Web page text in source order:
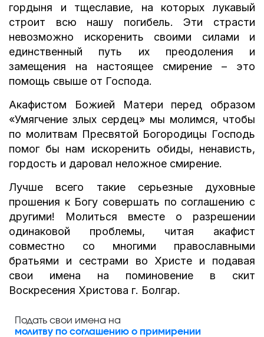
гордыня и тщеславие, на которых лукавый
строит всю нашу погибель. Эти страсти
невозможно искоренить своими силами и
единственный путь их преодоления и
замещения на настоящее смирение – это
помощь свыше от Господа.
Акафистом Божией Матери перед образом
«Умягчение злых сердец» мы молимся, чтобы
по молитвам Пресвятой Богородицы Господь
помог бы нам искоренить обиды, ненависть,
гордость и даровал неложное смирение.
Лучше всего такие серьезные духовные
прошения к Богу совершать по соглашению с
другими! Молиться вместе о разрешении
одинаковой проблемы, читая акафист
совместно со многими православными
братьями и сестрами во Христе и подавая
свои имена на поминовение в скит
Воскресения Христова г. Болгар.
Подать свои имена на
молитву по соглашению о примирении